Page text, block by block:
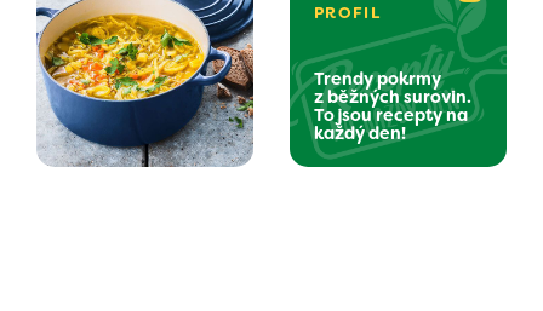
PROFIL
Trendy pokrmy
z běžných surovin.
To jsou recepty na
každý den!